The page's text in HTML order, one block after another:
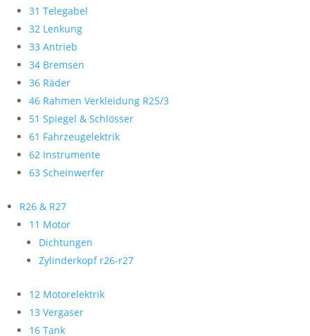
31 Telegabel
32 Lenkung
33 Antrieb
34 Bremsen
36 Räder
46 Rahmen Verkleidung R25/3
51 Spiegel & Schlösser
61 Fahrzeugelektrik
62 Instrumente
63 Scheinwerfer
R26 & R27
11 Motor
Dichtungen
Zylinderkopf r26-r27
12 Motorelektrik
13 Vergaser
16 Tank